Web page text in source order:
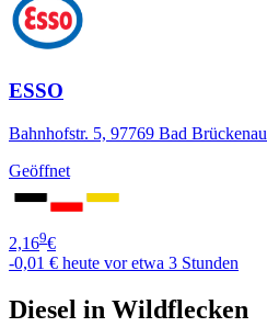
ESSO
Bahnhofstr. 5, 97769 Bad Brückenau
Geöffnet
2,169€
-0,01 € heute vor etwa 3 Stunden
Diesel in Wildflecken